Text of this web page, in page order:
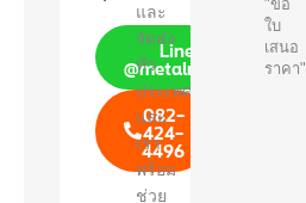
Line
@metalmate
082-
424-
4496
และ
จัดส่ง
ทั่ว
ประเทศ
และ
เรา
พร้อม
ช่วย
"ขอ
ใบ
เสนอ
ราคา"